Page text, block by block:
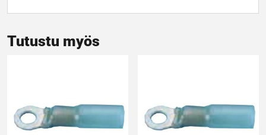
Tutustu myös